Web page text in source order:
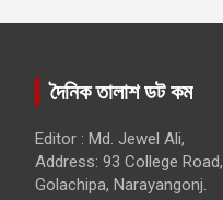
দৈনিক তালাশ ডট কম
Editor : Md. Jewel Ali,
Address: 93 College Road,
Golachipa, Narayangonj.